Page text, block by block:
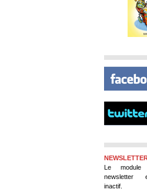
Le module
newsletter
inactif.